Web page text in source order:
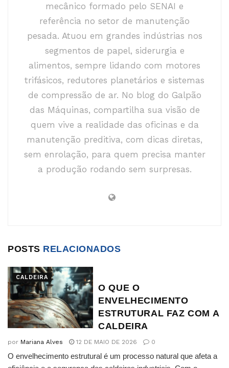
mecânico formado pelo SENAI e
referência no setor de manutenção
pesada. Atuou em grandes indústrias nos
segmentos de papel, siderurgia e
alimentos, sempre lidando com motores
trifásicos, redutores planetários e sistemas
de compressão de ar. No blog do Galpão
das Máquinas, compartilha sua visão de
quem vive a realidade das oficinas e da
manutenção preditiva, com dicas diretas,
sem enrolação, para quem precisa manter
a produção rodando sem surpresas.
POSTS RELACIONADOS
CALDEIRA
O QUE O
ENVELHECIMENTO
ESTRUTURAL FAZ COM A
CALDEIRA
por Mariana Alves 12 DE MAIO DE 2026 0
O envelhecimento estrutural é um processo natural que afeta a